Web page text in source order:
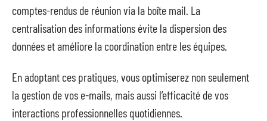
comptes-rendus de réunion via la boîte mail. La
centralisation des informations évite la dispersion des
données et améliore la coordination entre les équipes.
En adoptant ces pratiques, vous optimiserez non seulement
la gestion de vos e-mails, mais aussi l’efficacité de vos
interactions professionnelles quotidiennes.